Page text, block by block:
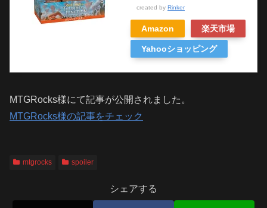
created by Rinker
Amazon 楽天市場
Yahooショッピング
MTGRocks様にて記事が公開されました。
MTGRocks様の記事をチェック
mtgrocks spoiler
シェアする